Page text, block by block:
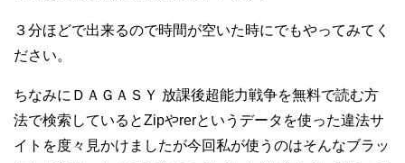
３分ほどで出来るので時間が空いた時にでもやってみてく
ださい。
ちなみにＤＡＧＡＳＹ 放課後超能力戦争を無料で読む方
法で検索しているとZipやrerというデータを使った違法サ
イトを度々見かけましたが今回私が使うのはそんなブラッ